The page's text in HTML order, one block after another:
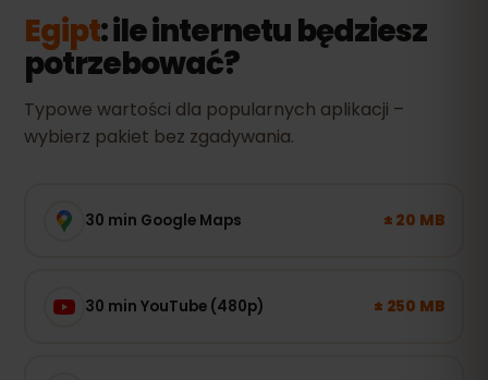
Egipt: ile internetu będziesz
potrzebować?
Typowe wartości dla popularnych aplikacji –
wybierz pakiet bez zgadywania.
30 min Google Maps ± 20 MB
30 min YouTube (480p) ± 250 MB